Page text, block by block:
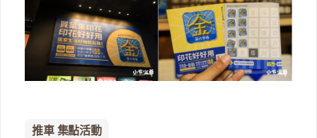
推車 集點活動